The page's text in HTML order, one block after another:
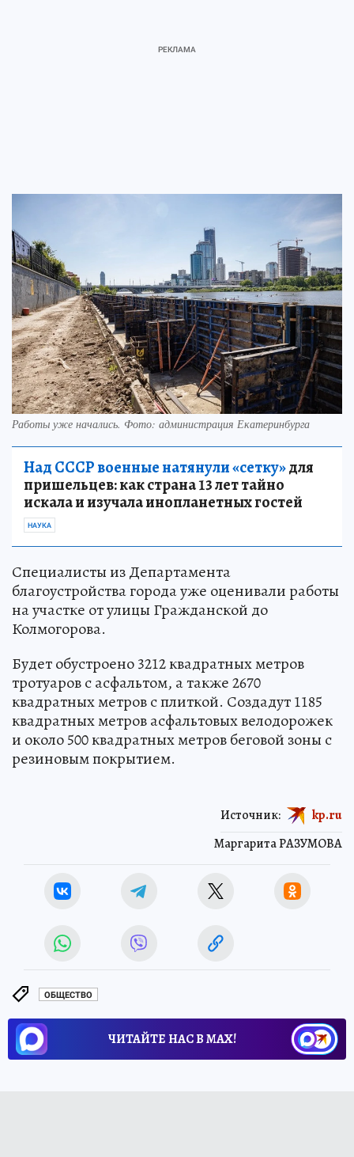
Работы уже начались. Фото: администрация Екатеринбурга
Над СССР военные натянули «сетку»для
пришельцев: как страна 13 лет тайно
искала и изучала инопланетных гостей
НАУКА
Специалисты из Департамента
благоустройства города уже оценивали работы
на участке от улицы Гражданской до
Колмогорова.
Будет обустроено 3212 квадратных метров
тротуаров с асфальтом, а также 2670
квадратных метров с плиткой. Создадут 1185
квадратных метров асфальтовых велодорожек
и около 500 квадратных метров беговой зоны с
резиновым покрытием.
Маргарита РАЗУМОВА
Источник: kp.ru
ОБЩЕСТВО
ЧИТАЙТЕ НАС В МАХ!